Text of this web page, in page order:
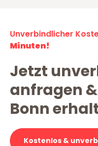
Unverbindlicher
Minuten!
Jetzt
anfragen
Bonn
Kostenlos &